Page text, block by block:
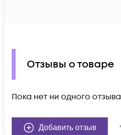
Отзывы о товаре
Пока нет ни одного отзыва
Добавить отзыв